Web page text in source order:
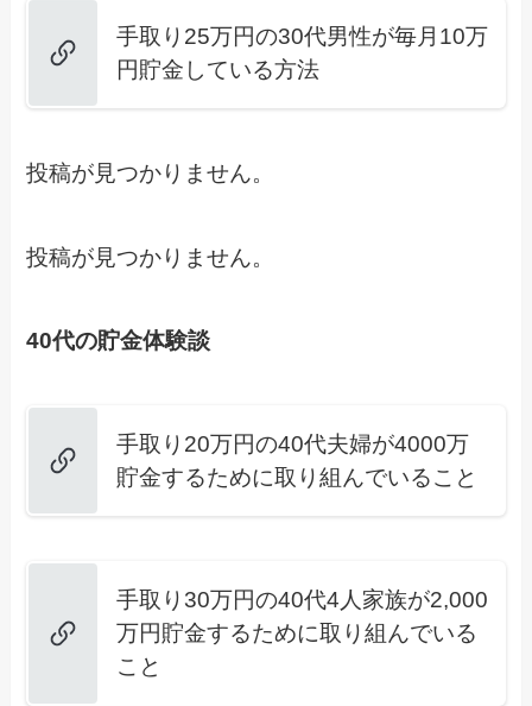
手取り25万円の30代男性が毎月10万
円貯金している方法
投稿が見つかりません。
投稿が見つかりません。
40代の貯金体験談
手取り20万円の40代夫婦が4000万
貯金するために取り組んでいること
手取り30万円の40代4人家族が2,000
万円貯金するために取り組んでいる
こと